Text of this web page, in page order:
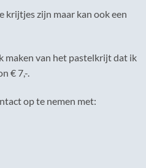
krijtjes zijn maar kan ook een
maken van het pastelkrijt dat ik
€ 7,-.
op te nemen met: